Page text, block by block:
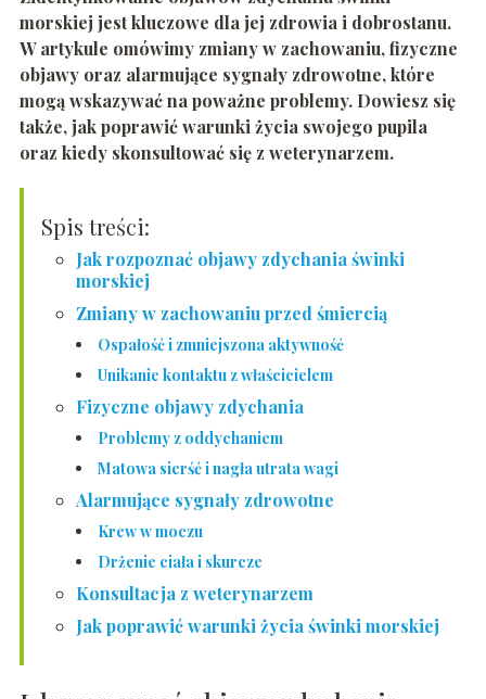
morskiej jest kluczowe dla jej zdrowia i dobrostanu.
W artykule omówimy zmiany w zachowaniu, fizyczne
objawy oraz alarmujące sygnały zdrowotne, które
mogą wskazywać na poważne problemy. Dowiesz się
także, jak poprawić warunki życia swojego pupila
oraz kiedy skonsultować się z weterynarzem.
Spis treści:
Jak rozpoznać objawy zdychania świnki
morskiej
Zmiany w zachowaniu przed śmiercią
Ospałość i zmniejszona aktywność
Unikanie kontaktu z właścicielem
Fizyczne objawy zdychania
Problemy z oddychaniem
Matowa sierść i nagła utrata wagi
Alarmujące sygnały zdrowotne
Krew w moczu
Drżenie ciała i skurcze
Konsultacja z weterynarzem
Jak poprawić warunki życia świnki morskiej